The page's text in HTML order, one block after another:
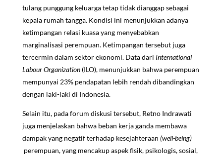
tulang punggung keluarga tetap tidak dianggap sebagai
kepala rumah tangga. Kondisi ini menunjukkan adanya
ketimpangan relasi kuasa yang menyebabkan
marginalisasi perempuan. Ketimpangan tersebut juga
tercermin dalam sektor ekonomi. Data dari International
Labour Organization(ILO), menunjukkan bahwa perempuan
mempunyai 23% pendapatan lebih rendah dibandingkan
dengan laki-laki di Indonesia.
Selain itu, pada forum diskusi tersebut, Retno Indrawati
juga menjelaskan bahwa beban kerja ganda membawa
dampak yang negatif terhadap kesejahteraan (well-being)
perempuan, yang mencakup aspek fisik, psikologis, sosial,